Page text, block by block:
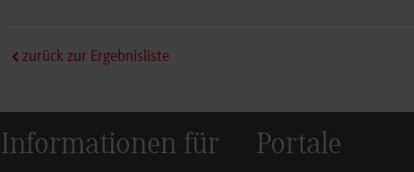
zurück zur Ergebnisliste
Informationen für Portale